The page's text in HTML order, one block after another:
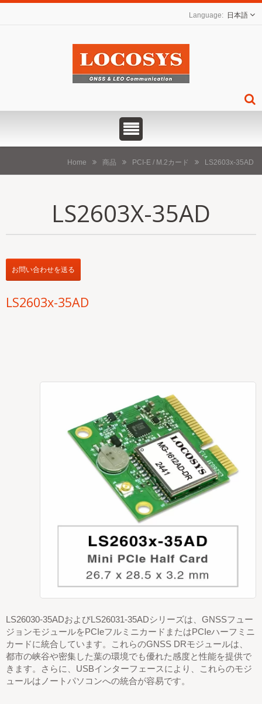
日本語
Home 商品 PCI-E / M.2カード LS2603x-35AD
LS2603X-35AD
お問い合わせを送る
LS2603x-35AD
LS26030-35ADおよびLS26031-35ADシリーズは、GNSSフュー
ジョンモジュールをPCIeフルミニカードまたはPCIeハーフミニ
カードに統合しています。これらのGNSS DRモジュールは、
都市の峡谷や密集した葉の環境でも優れた感度と性能を提供で
きます。さらに、USBインターフェースにより、これらのモジ
ュールはノートパソコンへの統合が容易です。